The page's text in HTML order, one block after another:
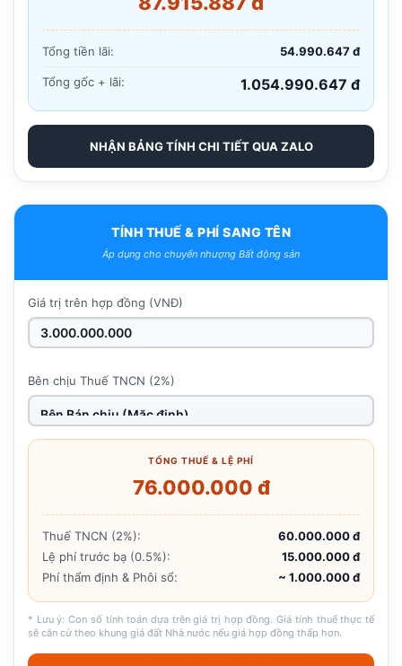
Tổng tiền lãi: 54.990.647 đ
Tổng gốc + lãi: 1.054.990.647 đ
NHẬN BẢNG TÍNH CHI TIẾT QUA ZALO
TÍNH THUẾ & PHÍ SANG TÊN
Áp dụng cho chuyển nhượng Bất động sản
Giá trị trên hợp đồng (VNĐ)
Bên chịu Thuế TNCN (2%)
TỔNG THUẾ & LỆ PHÍ
76.000.000 đ
Thuế TNCN (2%):
60.000.000 đ
Lệ phí trước bạ (0.5%):
15.000.000 đ
Phí thẩm định & Phôi sổ:
~ 1.000.000 đ
* Lưu ý: Con số tính toán dựa trên giá trị hợp đồng. Giá tính thuế thực tế
sẽ căn cứ theo khung giá đất Nhà nước nếu giá hợp đồng thấp hơn.